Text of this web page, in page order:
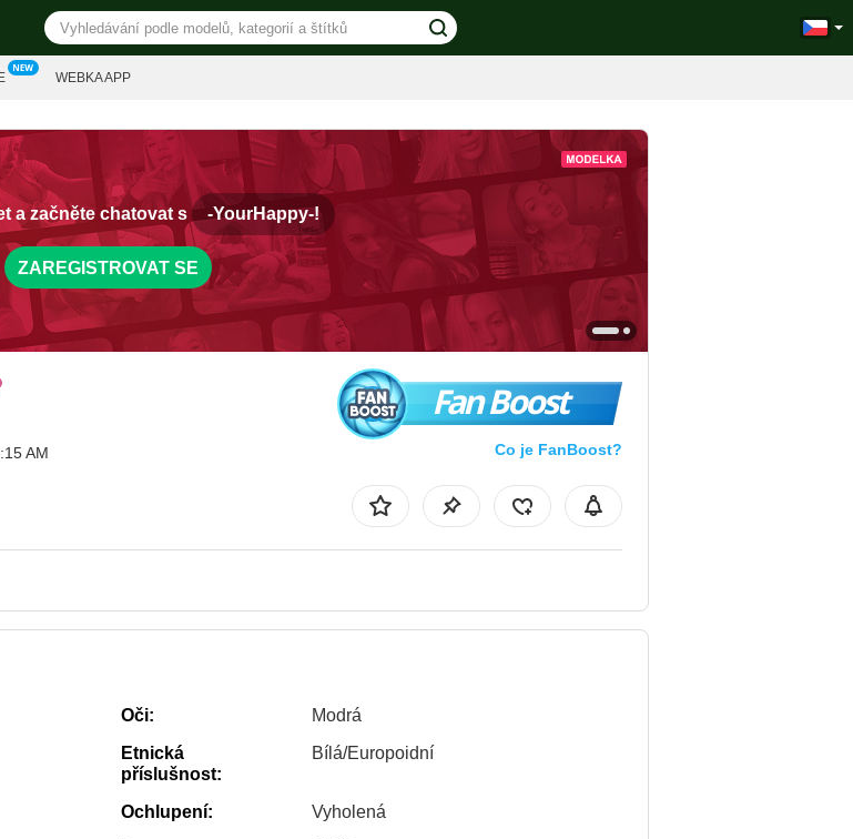
WEBKA APP
a začněte chatovat s -YourHappy-!
ZAREGISTROVAT SE
AM
Fan Boost
Co je FanBoost?
Oči:
Modrá
Etnická
příslušnost:
Bílá/Europoidní
Ochlupení:
Vyholená